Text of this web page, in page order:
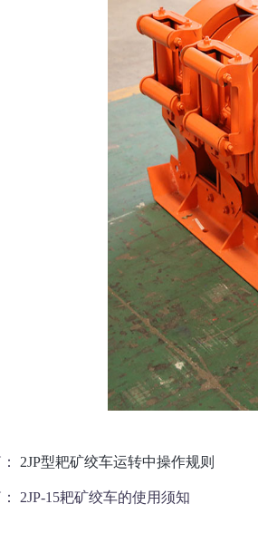
2JP型耙矿绞车运转中操作规则
2JP-15耙矿绞车的使用须知